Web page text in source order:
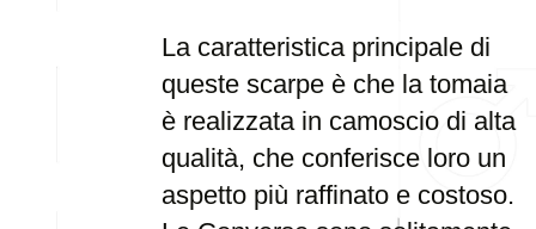
La caratteristica principale di
queste scarpe è che la tomaia
è realizzata in camoscio di alta
qualità, che conferisce loro un
aspetto più raffinato e costoso.